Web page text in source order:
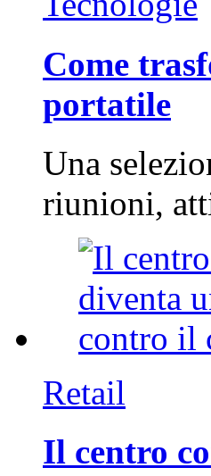
Come
portatile
Una
riunioni,
Retail
Il centro